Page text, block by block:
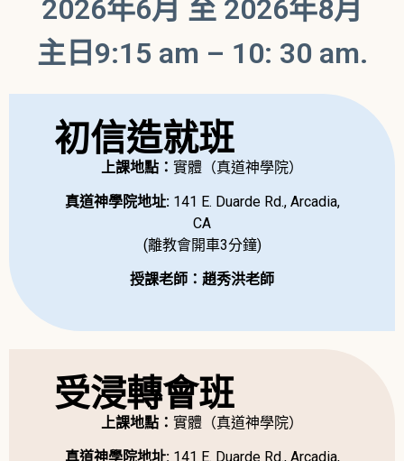
2026年6月 至 2026年8月
主日9:15 am – 10: 30 am.
初信造就班
上課地點： 實體（真道神學院）
真道神學院地址:141 E. Duarde Rd., Arcadia,
CA
(離教會開車3分鐘)
授課老師：趙秀洪老師
受浸轉會班
上課地點： 實體（真道神學院）
真道神學院地址:141 E. Duarde Rd., Arcadia,